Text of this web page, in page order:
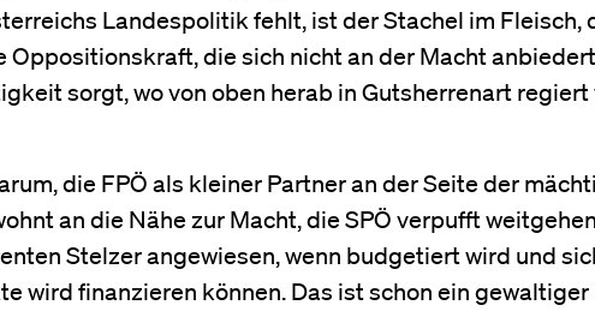
Landespolitik fehlt, ist der Stachel im Fleisch,
Oppositionskraft, die sich nicht an der Macht
sorgt, wo von oben herab in Gutsherrenart
die FPÖ als kleiner Partner an der Seite der
an die Nähe zur Macht, die SPÖ verpufft
Stelzer angewiesen, wenn budgetiert wird und
wird finanzieren können. Das ist schon ein